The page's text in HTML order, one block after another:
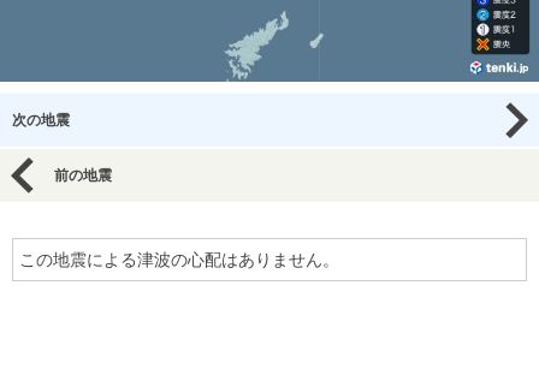
次の地震
前の地震
この地震による津波の心配はありません。